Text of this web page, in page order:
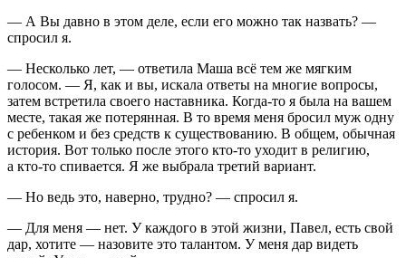
— А Вы давно в этом деле, если его можно так назвать? —
спросил я.
— Несколько лет, — ответила Маша всё тем же мягким
голосом. — Я, как и вы, искала ответы на многие вопросы,
затем встретила своего наставника. Когда-то я была на вашем
месте, такая же потерянная. В то время меня бросил муж одну
с ребенком и без средств к существованию. В общем, обычная
история. Вот только после этого кто-то уходит в религию,
а кто-то спивается. Я же выбрала третий вариант.
— Но ведь это, наверно, трудно? — спросил я.
— Для меня — нет. У каждого в этой жизни, Павел, есть свой
дар, хотите — назовите это талантом. У меня дар видеть